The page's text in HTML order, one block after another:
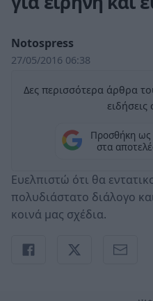
Notospress
27/05/2016 06:38
Δες περισσότερα άρθρα
Προσθήκη ως
στα
Ευελπιστώ ότι θα
πολυδιάστατο διάλογο
κοινά μας σχέδια.